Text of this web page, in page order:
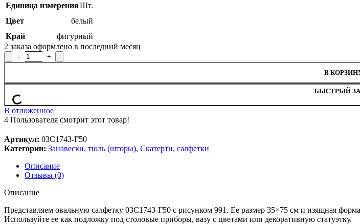
Единица измеренияШт.
Цвет
белый
Край
фигурный
2 заказа оформлено в последний месяц
Количество товара Салфетка 03С1743-Г50, рисунок 991
В
БЫСТРЫЙ
В отложенное
4 Пользователя смотрит этот товар!
Артикул: 03С1743-Г50
Категории: Занавески, тюль (шторы), Скатерти, салфетки
Описание
Отзывы (0)
Описание
Представляем овальную салфетку 03С1743-Г50 с рисунком 991. Ее размер 35×75 см и изящная
Используйте ее как подложку под столовые приборы, вазу с цветами или декоративную статуэтку.